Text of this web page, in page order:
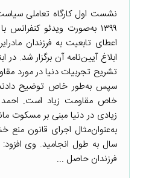
۱۳۹۹ به‌صورت ویدئو
ابلاغ آیین‌نامه آن برگزار شد.
تشریح تجربیات دنیا در مورد
سپس به‌طور خاص توضیح دادند
خاص مقاومت زیاد است. احمد
زیادی در دنیا مبنی بر مسکوت
سال به طول انجامید. وی
فرزندان حاصل ...